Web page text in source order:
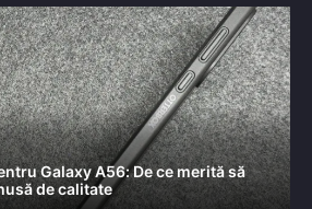
Galaxy A56: De ce merită să
de calitate